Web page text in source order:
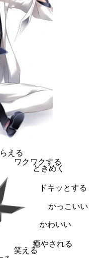
える
ワクワクする
ときめく
ドキッとする
かっこいい
かわいい
癒やされる
笑える